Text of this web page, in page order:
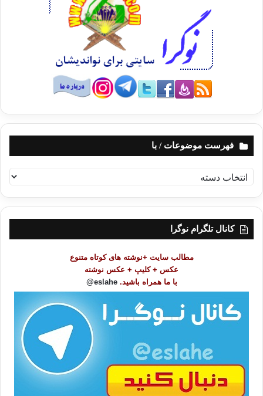
فهرست موضوعات / با
ه
ر
کانال تلگرام نوگرا
مطالب سایت +نوشته های کوتاه متنوع
عکس + کلیپ + عکس نوشته
با ما همراه باشید. eslahe@